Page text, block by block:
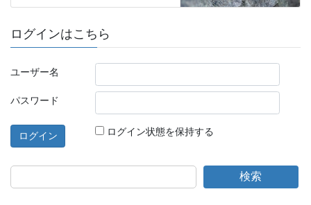
ログインはこちら
ユーザー名
パスワード
ログイン状態を保持する
検索